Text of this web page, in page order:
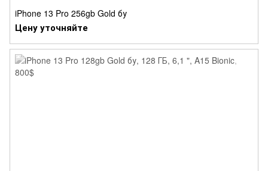
iPhone 13 Pro 256gb Gold бу
Цену уточняйте